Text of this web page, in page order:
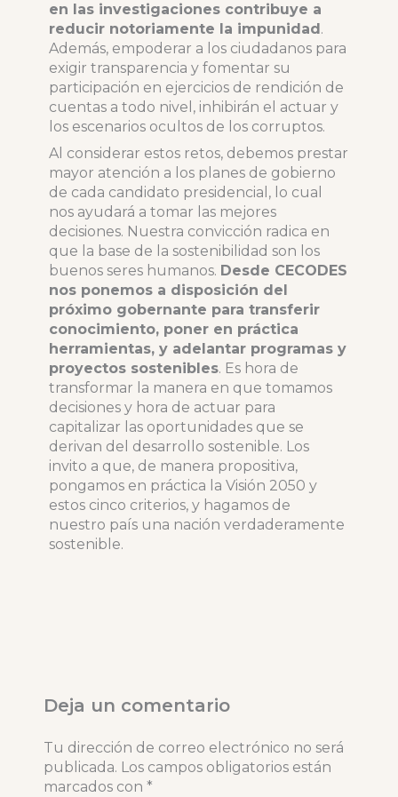
en las investigaciones contribuye a
reducir notoriamente la impunidad.
Además, empoderar a los ciudadanos para
exigir transparencia y fomentar su
participación en ejercicios de rendición de
cuentas a todo nivel, inhibirán el actuar y
los escenarios ocultos de los corruptos.
Al considerar estos retos, debemos prestar
mayor atención a los planes de gobierno
de cada candidato presidencial, lo cual
nos ayudará a tomar las mejores
decisiones. Nuestra convicción radica en
que la base de la sostenibilidad son los
buenos seres humanos. Desde CECODES
nos ponemos a disposición del
próximo gobernante para transferir
conocimiento, poner en práctica
herramientas, y adelantar programas y
proyectos sostenibles. Es hora de
transformar la manera en que tomamos
decisiones y hora de actuar para
capitalizar las oportunidades que se
derivan del desarrollo sostenible. Los
invito a que, de manera propositiva,
pongamos en práctica la Visión 2050 y
estos cinco criterios, y hagamos de
nuestro país una nación verdaderamente
sostenible.
Deja un comentario
Tu dirección de correo electrónico no será
publicada. Los campos obligatorios están
marcados con *